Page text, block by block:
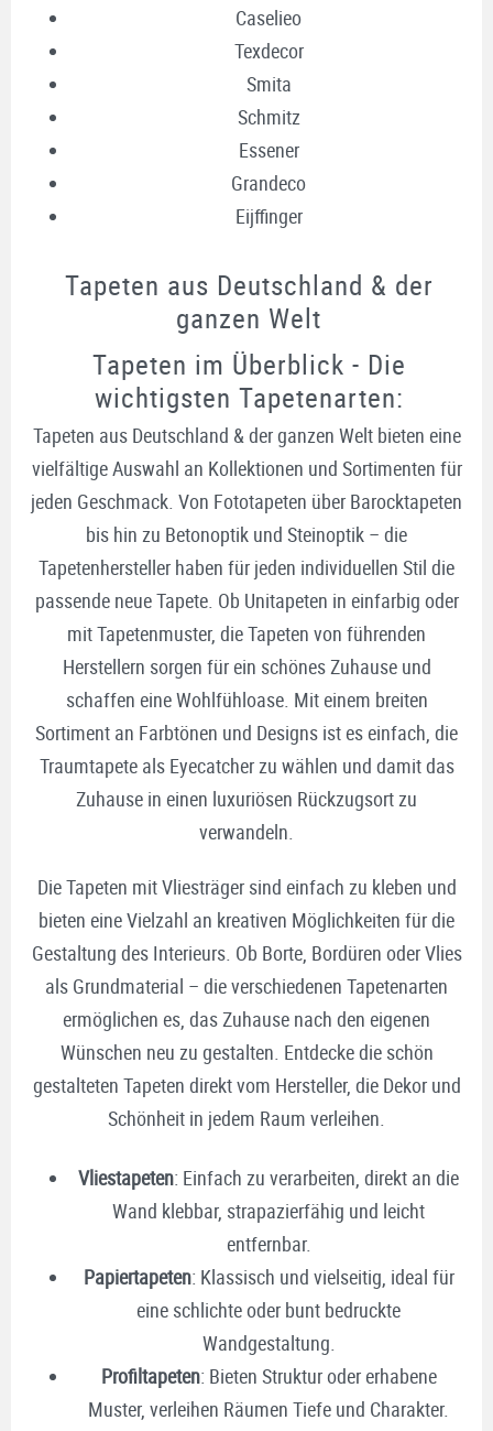
Caselieo
Texdecor
Smita
Schmitz
Essener
Grandeco
Eijffinger
Tapeten aus Deutschland & der
ganzen Welt
Tapeten im Überblick - Die
wichtigsten Tapetenarten:
Tapeten aus Deutschland & der ganzen Welt bieten eine
vielfältige Auswahl an Kollektionen und Sortimenten für
jeden Geschmack. Von Fototapeten über Barocktapeten
bis hin zu Betonoptik und Steinoptik – die
Tapetenhersteller haben für jeden individuellen Stil die
passende neue Tapete. Ob Unitapeten in einfarbig oder
mit Tapetenmuster, die Tapeten von führenden
Herstellern sorgen für ein schönes Zuhause und
schaffen eine Wohlfühloase. Mit einem breiten
Sortiment an Farbtönen und Designs ist es einfach, die
Traumtapete als Eyecatcher zu wählen und damit das
Zuhause in einen luxuriösen Rückzugsort zu
verwandeln.
Die Tapeten mit Vliesträger sind einfach zu kleben und
bieten eine Vielzahl an kreativen Möglichkeiten für die
Gestaltung des Interieurs. Ob Borte, Bordüren oder Vlies
als Grundmaterial – die verschiedenen Tapetenarten
ermöglichen es, das Zuhause nach den eigenen
Wünschen neu zu gestalten. Entdecke die schön
gestalteten Tapeten direkt vom Hersteller, die Dekor und
Schönheit in jedem Raum verleihen.
Vliestapeten: Einfach zu verarbeiten, direkt an die
Wand klebbar, strapazierfähig und leicht
entfernbar.
Papiertapeten: Klassisch und vielseitig, ideal für
eine schlichte oder bunt bedruckte
Wandgestaltung.
Profiltapeten: Bieten Struktur oder erhabene
Muster, verleihen Räumen Tiefe und Charakter.